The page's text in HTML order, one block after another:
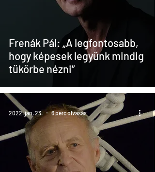
Frenák Pál: „A legfontosabb,
hogy képesek legyünk mindig
tükörbe nézni”
2022. jan. 23. 6 perc olvasás